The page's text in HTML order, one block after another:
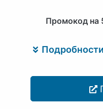
Промокод на